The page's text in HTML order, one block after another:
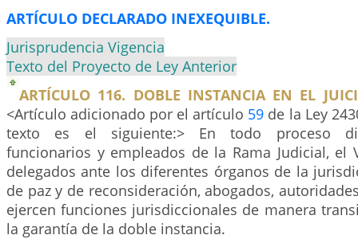
ARTÍCULO DECLARADO INEXEQUIBLE.
Jurisprudencia Vigencia
Texto del Proyecto de Ley Anterior
ARTÍCULO 116. DOBLE INSTANCIA EN EL
<Artículo adicionado por el artículo 59 de la Ley
texto es el siguiente:> En todo proceso
funcionarios y empleados de la Rama Judicial, el
delegados ante los diferentes órganos de la
de paz y de reconsideración, abogados,
ejercen funciones jurisdiccionales de manera
la garantía de la doble instancia.